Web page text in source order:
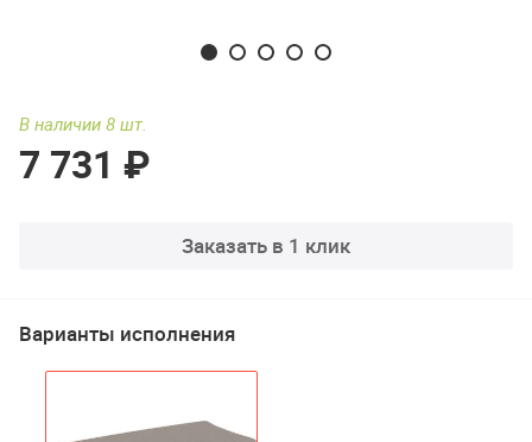
В наличии 8 шт.
7 731 ₽
Заказать в 1 клик
Варианты исполнения